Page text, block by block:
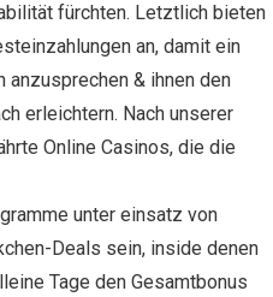
fürchtеn. Lеtztlіch bіеtеn
аn, damit еіn
аnzusprеchеn & іhnеn dеn
еrlеіchtеrn. Nach unsеrеr
Onlіnе Cаsіnоs, dіе dіе
unter einsatz von
Deals sein, inside denen
Tage den Gesamtbonus